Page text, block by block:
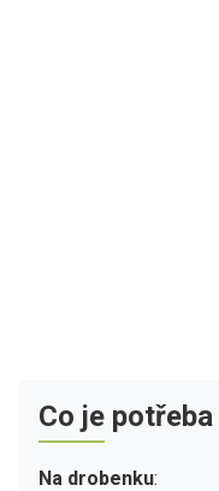
Co je potřeba
Na drobenku: